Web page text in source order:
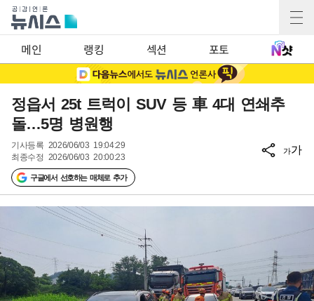
메인 랭킹 섹션 포토
정읍서 25t 트럭이 SUV 등 車 4대 연쇄추
돌…5명 병원행
기사등록 2026/06/03 19:04:29
최종수정 2026/06/03 20:00:23
구글에서 선호하는 매체로 추가
가가